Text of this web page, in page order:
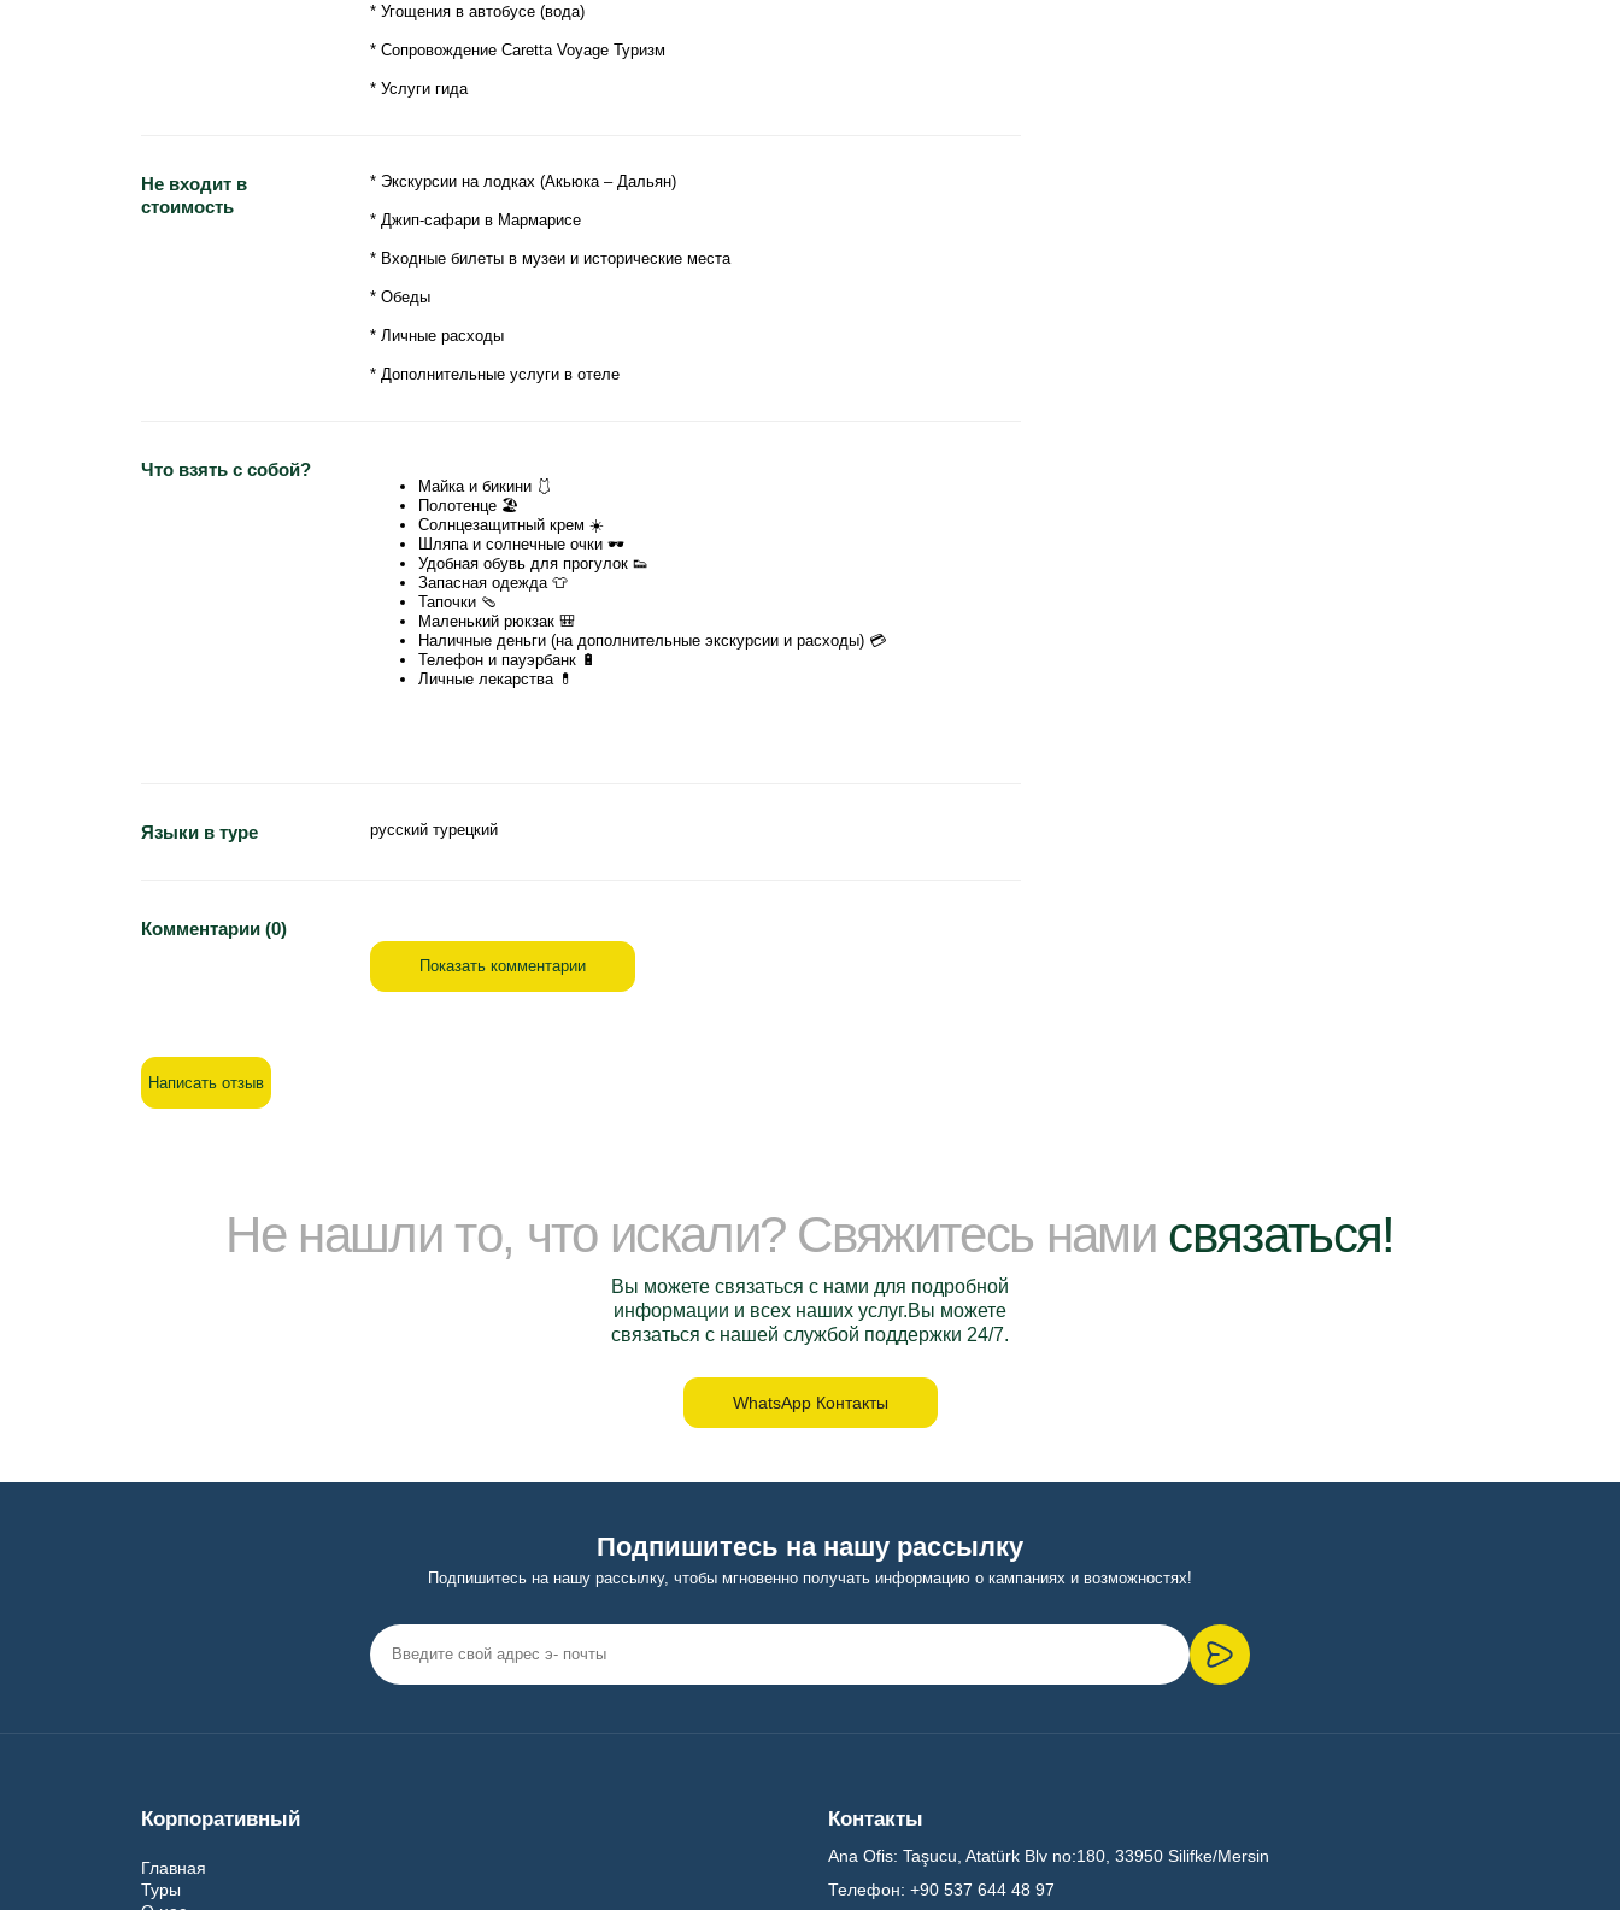
* Угощения в автобусе (вода)
* Сопровождение Caretta Voyage Туризм
* Услуги гида
Не входит в
стоимость
* Экскурсии на лодках (Акьюка – Дальян)
* Джип-сафари в Мармарисе
* Входные билеты в музеи и исторические места
* Обеды
* Личные расходы
* Дополнительные услуги в отеле
Что взять с собой?
Майка и бикини 🩱
Полотенце 🏖
Солнцезащитный крем ☀️
Шляпа и солнечные очки 🕶
Удобная обувь для прогулок 👟
Запасная одежда 👕
Тапочки 🩴
Маленький рюкзак 🎒
Наличные деньги (на дополнительные экскурсии и расходы) 💳
Телефон и пауэрбанк 🔋
Личные лекарства 💊
Языки в туре русский турецкий
Комментарии (0)
Показать комментарии
Написать отзыв
Не нашли то, что искали? Свяжитесь нами связаться!
Вы можете связаться с нами для подробной
информации и всех наших услуг.Вы можете
связаться с нашей службой поддержки 24/7.
WhatsApp Контакты
Подпишитесь на нашу рассылку
Подпишитесь на нашу рассылку, чтобы мгновенно получать информацию о кампаниях и возможностях!
Корпоративный
Главная
Туры
Контакты
Ana Ofis: Taşucu, Atatürk Blv no:180, 33950 Silifke/Mersin
Телефон: +90 537 644 48 97